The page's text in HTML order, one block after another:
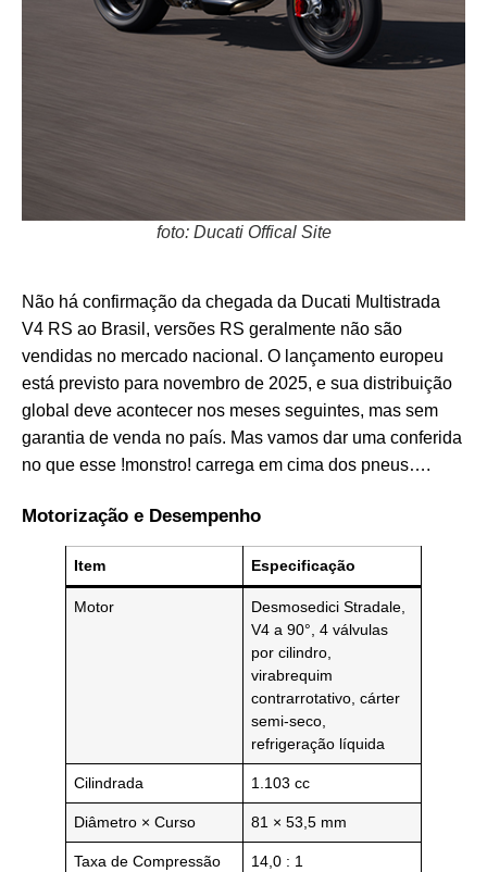
foto: Ducati Offical Site
Não há confirmação da chegada da Ducati Multistrada
V4 RS ao Brasil, versões RS geralmente não são
vendidas no mercado nacional. O lançamento europeu
está previsto para novembro de 2025, e sua distribuição
global deve acontecer nos meses seguintes, mas sem
garantia de venda no país. Mas vamos dar uma conferida
no que esse !monstro! carrega em cima dos pneus….
Motorização e Desempenho
Item Especificação
Motor
Desmosedici Stradale,
V4 a 90°, 4 válvulas
por cilindro,
virabrequim
contrarrotativo, cárter
semi-seco,
refrigeração líquida
Cilindrada 1.103 cc
Diâmetro × Curso 81 × 53,5 mm
Taxa de Compressão 14,0 : 1